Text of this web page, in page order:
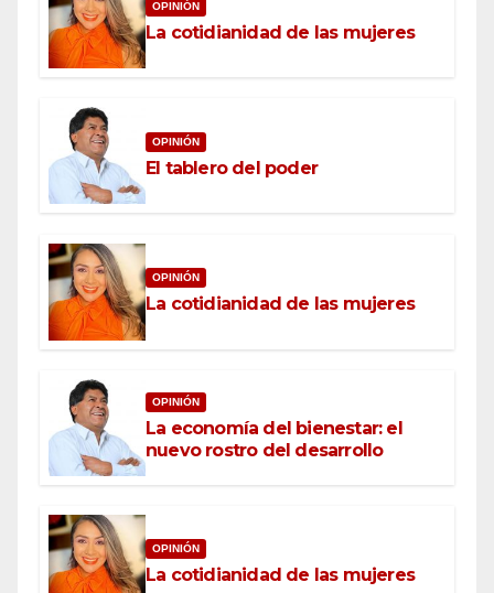
OPINIÓN
La cotidianidad de las mujeres
OPINIÓN
El tablero del poder
OPINIÓN
La cotidianidad de las mujeres
OPINIÓN
La economía del bienestar: el
nuevo rostro del desarrollo
OPINIÓN
La cotidianidad de las mujeres